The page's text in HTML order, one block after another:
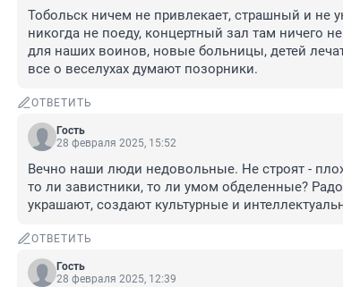
Тобольск ничем не привлекает, страшный и не
никогда не поеду, концертный зал там ничего
для наших воинов, новые больницы, детей
все о веселухах думают позорники.
ОТВЕТИТЬ
Гость
28 февраля 2025, 15:52
Вечно наши люди недовольные. Не строят -
то ли завистники, то ли умом обделенные?
украшают, создают культурные и
ОТВЕТИТЬ
Гость
28 февраля 2025, 12:39